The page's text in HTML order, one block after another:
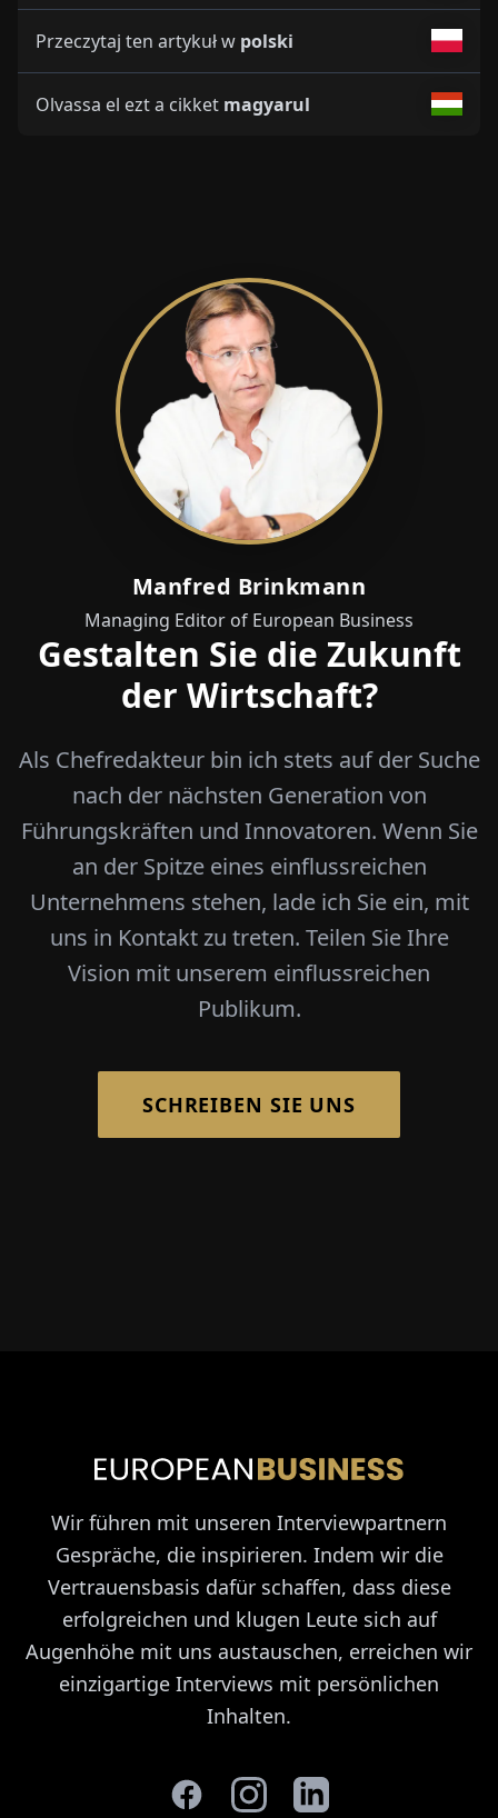
Przeczytaj ten artykuł w polski
Olvassa el ezt a cikket magyarul
Manfred Brinkmann
Managing Editor of European Business
Gestalten Sie die Zukunft
der Wirtschaft?
Als Chefredakteur bin ich stets auf der Suche
nach der nächsten Generation von
Führungskräften und Innovatoren. Wenn Sie
an der Spitze eines einflussreichen
Unternehmens stehen, lade ich Sie ein, mit
uns in Kontakt zu treten. Teilen Sie Ihre
Vision mit unserem einflussreichen
Publikum.
SCHREIBEN SIE UNS
Wir führen mit unseren Interviewpartnern
Gespräche, die inspirieren. Indem wir die
Vertrauensbasis dafür schaffen, dass diese
erfolgreichen und klugen Leute sich auf
Augenhöhe mit uns austauschen, erreichen wir
einzigartige Interviews mit persönlichen
Inhalten.